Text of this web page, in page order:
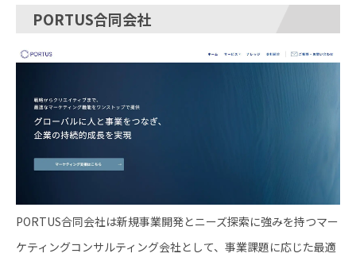
PORTUS合同会社
PORTUS合同会社は新規事業開発とニーズ探索に強みを持つマー
ケティングコンサルティング会社として、事業課題に応じた最適